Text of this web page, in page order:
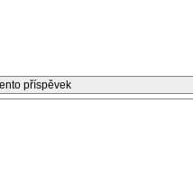
příspěvek